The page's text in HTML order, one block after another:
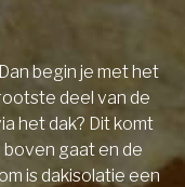
begin je met het
deel van de
het dak? Dit komt
gaat en de
is dakisolatie een